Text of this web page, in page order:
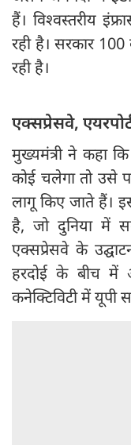
हैं। विश्वस्तरीय
रही है। सरकार 100
रही है।
एक्सप्रेसवे,
मुख्यमंत्री ने कहा
कोई चलेगा तो उसे
लागू किए जाते हैं।
है, जो दुनिया में
एक्सप्रेसवे के
हरदोई के बीच में
कनेक्टिविटी में